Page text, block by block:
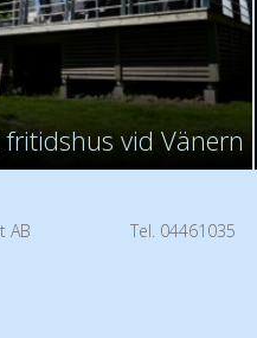
vid Vänern
AB Tel. 04461035